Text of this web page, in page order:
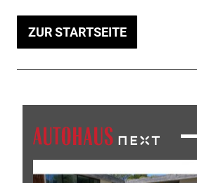
ZUR STARTSEITE